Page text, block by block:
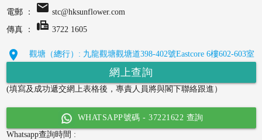
電郵 ：
email stc@hksunflower.com
傳真 ：
fax 3722 1605
location_on 觀塘（總行）: 九龍觀塘觀塘道398-402號Eastcore 6樓602-603室
網上查詢
(填寫及成功遞交網上表格後，專責人員將與閣下聯絡跟進）
WHATSAPP號碼 - 37221622 查詢
Whatsapp查詢時間 :